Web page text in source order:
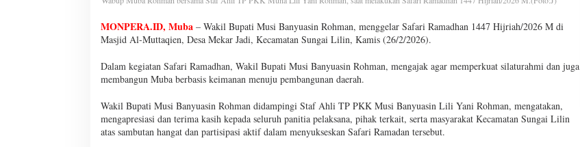
MONPERA.ID, Muba – Wakil Bupati Musi Banyuasin Rohman, menggelar Safari Ramadhan 1447 Hijriah/2026 M di
Masjid Al-Muttaqien, Desa Mekar Jadi, Kecamatan Sungai Lilin, Kamis (26/2/2026).
Dalam kegiatan Safari Ramadhan, Wakil Bupati Musi Banyuasin Rohman, mengajak agar memperkuat silaturahmi dan juga
membangun Muba berbasis keimanan menuju pembangunan daerah.
Wakil Bupati Musi Banyuasin Rohman didampingi Staf Ahli TP PKK Musi Banyuasin Lili Yani Rohman, mengatakan,
mengapresiasi dan terima kasih kepada seluruh panitia pelaksana, pihak terkait, serta masyarakat Kecamatan Sungai Lilin
atas sambutan hangat dan partisipasi aktif dalam menyukseskan Safari Ramadan tersebut.